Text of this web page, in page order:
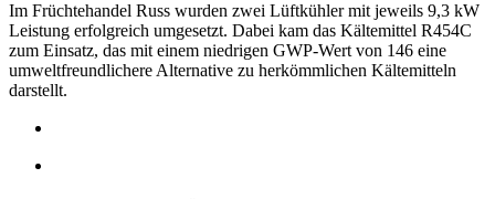
Im Früchtehandel Russ wurden zwei Lüftkühler mit jeweils 9,3 kW
Leistung erfolgreich umgesetzt. Dabei kam das Kältemittel R454C
zum Einsatz, das mit einem niedrigen GWP-Wert von 146 eine
umweltfreundlichere Alternative zu herkömmlichen Kältemitteln
darstellt.